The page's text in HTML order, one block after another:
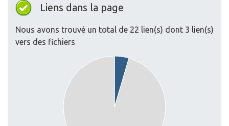
Liens dans la page
Nous avons trouvé un total de 22 lien(s) dont 3 lien(s)
vers des fichiers